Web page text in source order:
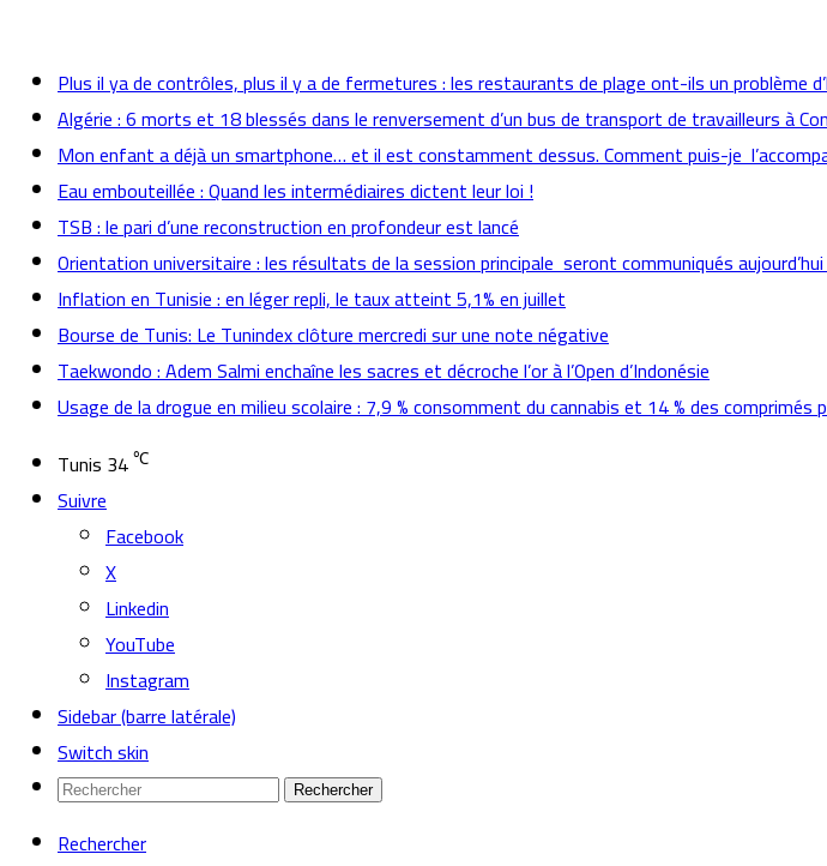
Plus il ya de contrôles, plus il y a de fermetures : les restaurants de plage ont-ils un problème
Algérie : 6 morts et 18 blessés dans le renversement d’un bus de transport de travailleurs à
Mon enfant a déjà un smartphone… et il est constamment dessus. Comment puis-je
Eau embouteillée : Quand les intermédiaires dictent leur loi !
TSB : le pari d’une reconstruction en profondeur est lancé
Orientation universitaire : les résultats de la session principale seront communiqués
Inflation en Tunisie : en léger repli, le taux atteint 5,1% en juillet
Bourse de Tunis: Le Tunindex clôture mercredi sur une note négative
Taekwondo : Adem Salmi enchaîne les sacres et décroche l’or à l’Open d’Indonésie
Usage de la drogue en milieu scolaire : 7,9 % consomment du cannabis et 14 % des comprimés
Tunis 34℃
Suivre
Facebook
X
Linkedin
YouTube
Instagram
Sidebar (barre latérale)
Switch skin
Rechercher
Rechercher